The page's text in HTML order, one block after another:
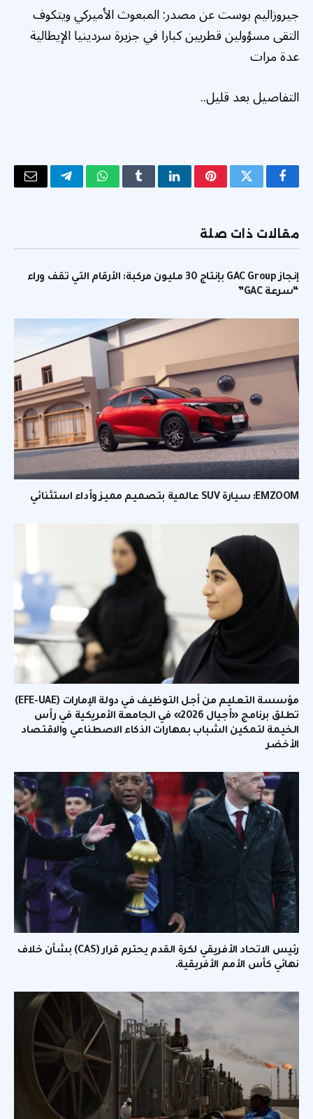
جيروزاليم بوست عن مصدر: المبعوث الأميركي ويتكوف
التقى مسؤولين قطريين كبارا في جزيرة سردينيا الإيطالية
عدة مرات
التفاصيل بعد قليل..
فيسبوكتويتر بينتيريستلينكدإنTumblrواتسابتيلقرامالبريد
مقالات ذات صلة
إنجاز GAC Group بإنتاج 30 مليون مركبة: الأرقام التي تقف وراء
“سرعة GAC”
EMZOOM: سيارة SUV عالمية بتصميم مميز وأداء استثنائي
مؤسسة التعليم من أجل التوظيف في دولة الإمارات (EFE-UAE)
تطلق برنامج «أجيال 2026» في الجامعة الأمريكية في رأس
الخيمة لتمكين الشباب بمهارات الذكاء الاصطناعي والاقتصاد
الأخضر
رئيس الاتحاد الأفريقي لكرة القدم يحترم قرار (CAS) بشأن خلاف
نهائي كأس الأمم الأفريقية.